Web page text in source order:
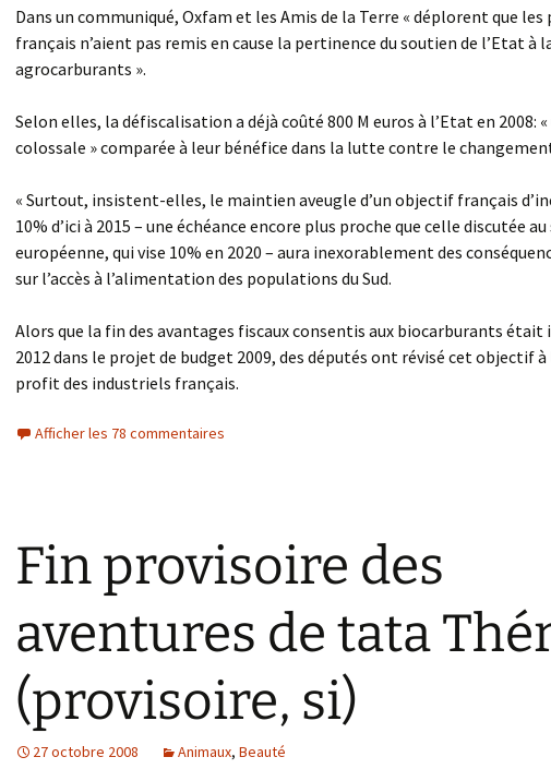
Dans un communiqué, Oxfam et les Amis de la Terre « déplorent que
français n’aient pas remis en cause la pertinence du soutien de l’Etat à
agrocarburants ».
Selon elles, la défiscalisation a déjà coûté 800 M euros à l’Etat en 2008:
colossale » comparée à leur bénéfice dans la lutte contre le
« Surtout, insistent-elles, le maintien aveugle d’un objectif français
10% d’ici à 2015 – une échéance encore plus proche que celle discutée au
européenne, qui vise 10% en 2020 – aura inexorablement des
sur l’accès à l’alimentation des populations du Sud.
Alors que la fin des avantages fiscaux consentis aux biocarburants
2012 dans le projet de budget 2009, des députés ont révisé cet objectif à
profit des industriels français.
Afficher les 78 commentaires
Fin provisoire des
aventures de tata
(provisoire, si)
27 octobre 2008 Animaux, Beauté